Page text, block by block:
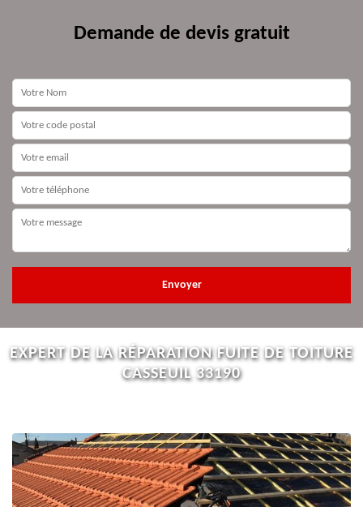
Demande de devis gratuit
EXPERT DE LA RÉPARATION FUITE DE TOITURE
CASSEUIL 33190